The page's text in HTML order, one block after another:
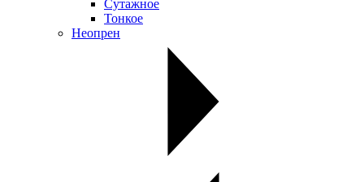
Сутажное
Тонкое
Неопрен